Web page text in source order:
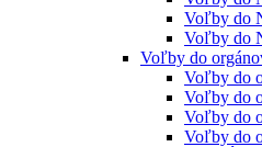
Voľby do
Voľby do
Voľby do
Voľby do
Voľby do
Voľby do
Voľby do